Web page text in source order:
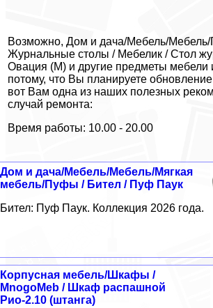
Возможно, Дом и дача/Мебель/Мебель/
Журнальные столы / Мебелик / Стол
Овация (М) и другие предметы мебели
потому, что Вы планируете
вот Вам одна из наших полезных
случай ремонта:
Время работы: 10.00 - 20.00
Дом и дача/Мебель/Мебель/Мягкая
мебель/Пуфы / Бител / Пуф Паук
Бител: Пуф Паук. Коллекция 2026 года.
Корпусная мебель/Шкафы /
MnogoMeb / Шкаф распашной
Рио-2.10 (штанга)